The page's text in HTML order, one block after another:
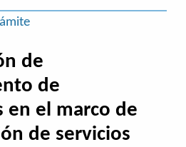
de
de
en el marco de
de servicios